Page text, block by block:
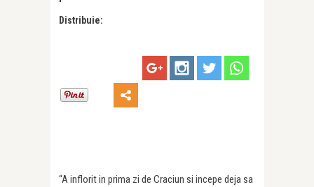
Distribuie:
“A inflorit in prima zi de Craciun si incepe deja sa